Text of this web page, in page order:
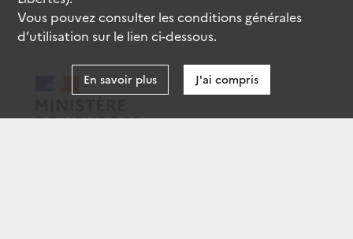
Vous pouvez consulter les conditions générales
d’utilisation sur le lien ci-dessous.
En savoir plus J'ai compris